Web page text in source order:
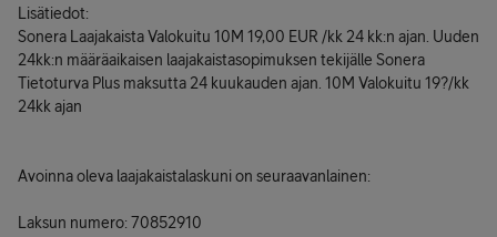
Lisätiedot:
Sonera Laajakaista Valokuitu 10M 19,00 EUR /kk 24 kk:n ajan. Uuden
24kk:n määräaikaisen laajakaistasopimuksen tekijälle Sonera
Tietoturva Plus maksutta 24 kuukauden ajan. 10M Valokuitu 19?/kk
24kk ajan
Avoinna oleva laajakaistalaskuni on seuraavanlainen:
Laksun numero: 70852910